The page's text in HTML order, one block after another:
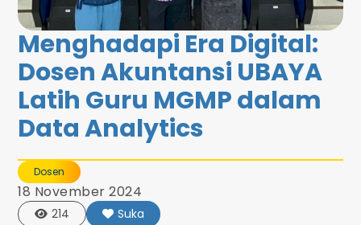
Menghadapi Era Digital:
Dosen Akuntansi UBAYA
Latih Guru MGMP dalam
Data Analytics
Dosen
18 November 2024
214 Suka